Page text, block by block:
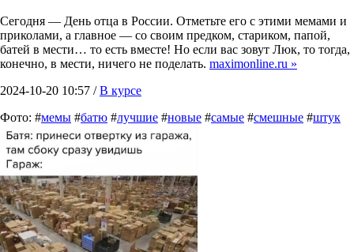
Сегодня — День отца в России. Отметьте его с этими мемами и
приколами, а главное — со своим предком, стариком, папой,
батей в мести… то есть вместе! Но если вас зовут Люк, то тогда,
конечно, в мести, ничего не поделать. maximonline.ru »
2024-10-20 10:57 /В курсе
Фото: #мемы #батю #лучшие #новые #самые #смешные #штук